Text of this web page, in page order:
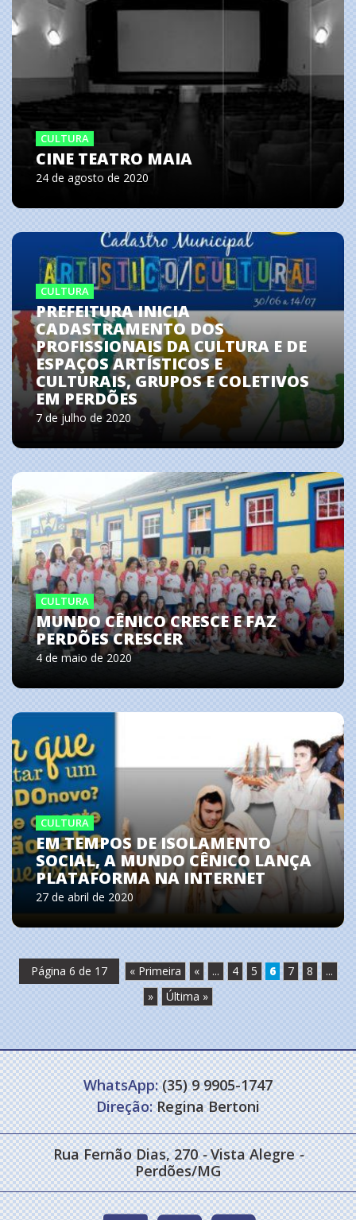
CULTURA
CINE TEATRO MAIA
24 de agosto de 2020
CULTURA
PREFEITURA INICIA
CADASTRAMENTO DOS
PROFISSIONAIS DA CULTURA E DE
ESPAÇOS ARTÍSTICOS E
CULTURAIS, GRUPOS E COLETIVOS
EM PERDÕES
7 de julho de 2020
CULTURA
MUNDO CÊNICO CRESCE E FAZ
PERDÕES CRESCER
4 de maio de 2020
CULTURA
EM TEMPOS DE ISOLAMENTO
SOCIAL, A MUNDO CÊNICO LANÇA
PLATAFORMA NA INTERNET
27 de abril de 2020
Página 6 de 17 « Primeira « ... 4 5 6 7 8
...
»
Última »
WhatsApp:(35) 9 9905-1747
Direção:Regina Bertoni
Rua Fernão Dias, 270- Vista Alegre-
Perdões/MG